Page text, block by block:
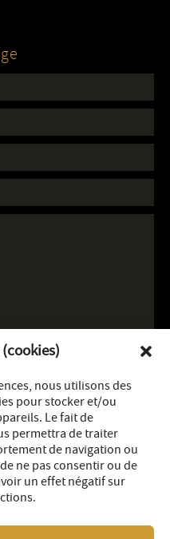
nous utilisons des
pour stocker et/ou
Le fait de
permettra de traiter
de navigation ou
ne pas consentir ou de
un effet négatif sur